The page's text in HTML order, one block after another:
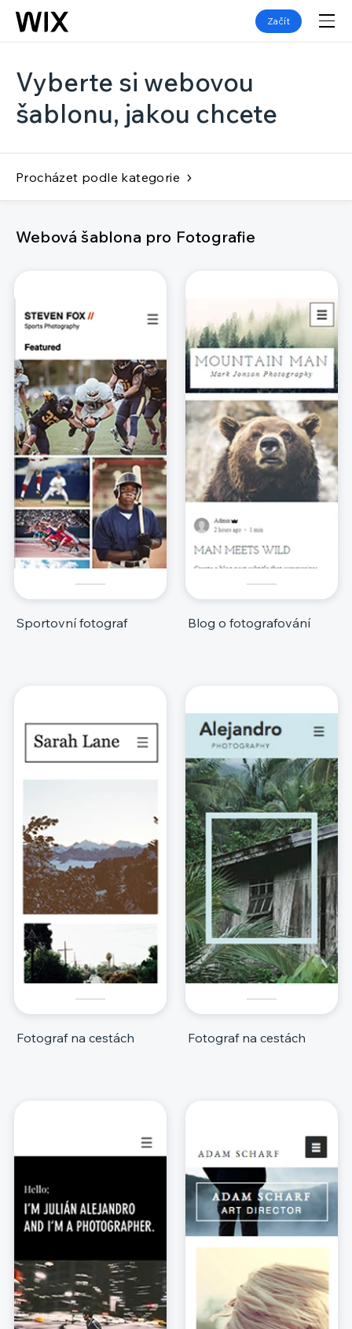
Začít
Vyberte si webovou
šablonu, jakou chcete
Procházet podle kategorie
Webová šablona pro Fotografie
Sportovní fotograf Blog o fotografování
Fotograf na cestách Fotograf na cestách